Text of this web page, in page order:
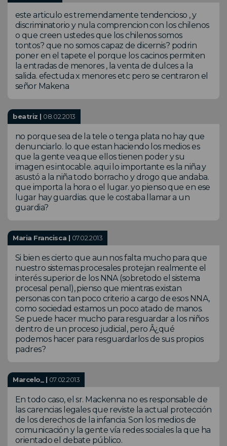
este articulo es tremendamente tendencioso , y
discriminatorio y nula comprencion con los chilenos
o que creen ustedes que los chilenos somos
tontos? que no somos capaz de dicernis? podrin
poner en el tapete el porque los cacinos permiten
la entradas de menores , la venta de dulces a la
salida. efectuda x menores etc pero se centraron el
señor Makena
beatriz | 08.02.2013
no porque sea de la tele o tenga plata no hay que
denunciarlo. lo que estan haciendo los medios es
que la gente vea que ellos tienen poder y su
imagen es intocable. aqui lo importante es la niña y
asustó a la niña todo borracho y drogo que andaba.
que importa la hora o el lugar. yo pienso que en ese
lugar hay guardias. que le costaba llamar a un
guardia?
Maria Francisca | 07.02.2013
Si bien es cierto que aun nos falta mucho para que
nuestro sistemas procesales protejan realmente el
interés superior de los NNA (sobretodo el sistema
procesal penal), pienso que mientras existan
personas con tan poco criterio a cargo de esos NNA,
como sociedad estamos un poco atado de manos.
Se puede hacer mucho para resguardar a los niños
dentro de un proceso judicial, pero Â¿qué
podemos hacer para resguardarlos de sus propios
padres?
Marcelo_ | 07.02.2013
En todo caso, el sr. Mackenna no es responsable de
las carencias legales que reviste la actual protección
de los derechos de la infancia. Son los medios de
comunicación y la gente vía redes sociales la que ha
orientado el debate público.